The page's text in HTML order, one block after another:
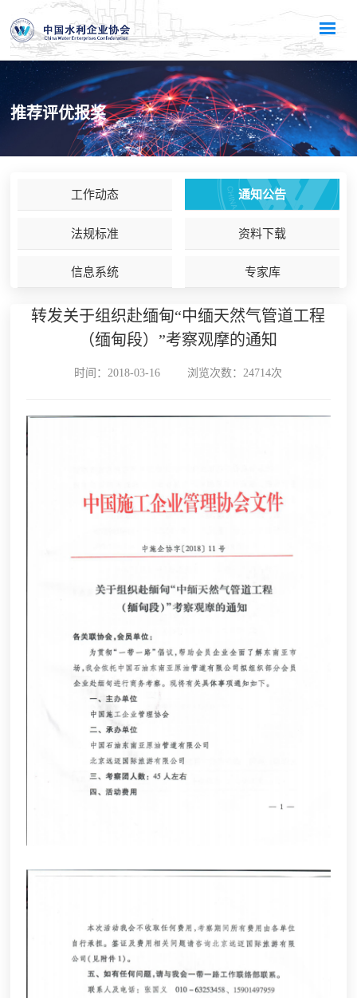
推荐评优报奖
工作动态 通知公告
法规标准 资料下载
信息系统 专家库
转发关于组织赴缅甸“中缅天然气管道工程
（缅甸段）”考察观摩的通知
时间：2018-03-16 浏览次数：24714次